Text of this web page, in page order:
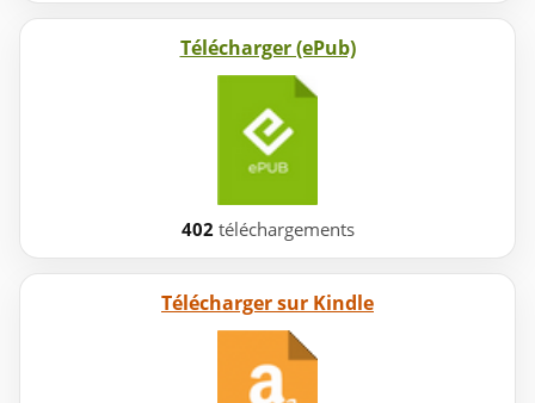
Télécharger (ePub)
402 téléchargements
Télécharger sur Kindle